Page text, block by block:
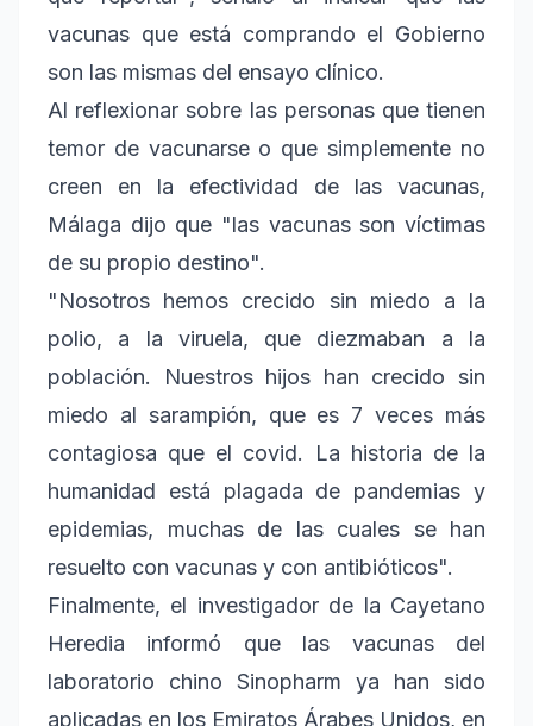
vacunas que está comprando el Gobierno
son las mismas del ensayo clínico.
Al reflexionar sobre las personas que tienen
temor de vacunarse o que simplemente no
creen en la efectividad de las vacunas,
Málaga dijo que "las vacunas son víctimas
de su propio destino".
"Nosotros hemos crecido sin miedo a la
polio, a la viruela, que diezmaban a la
población. Nuestros hijos han crecido sin
miedo al sarampión, que es 7 veces más
contagiosa que el covid. La historia de la
humanidad está plagada de pandemias y
epidemias, muchas de las cuales se han
resuelto con vacunas y con antibióticos".
Finalmente, el investigador de la Cayetano
Heredia informó que las vacunas del
laboratorio chino Sinopharm ya han sido
aplicadas en los Emiratos Árabes Unidos, en